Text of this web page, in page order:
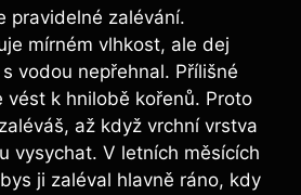
pravidelné zalévání.
mírném vlhkost, ale dej
vodou nepřehnal. Přílišné
vést k hnilobě kořenů. Proto
až když vrchní vrstva
vysychat. V letních měsících
ji zaléval hlavně ráno, kdy